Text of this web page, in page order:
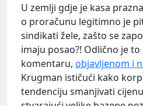
U zemlji gdje je kasa
o proračunu legitimno je
sindikati žele, zašto se
imaju posao?! Odlično je
komentaru, objavljenom i
Krugman ističući kako
tendenciju smanjivati